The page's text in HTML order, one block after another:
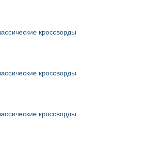
кроссворды
кроссворды
кроссворды